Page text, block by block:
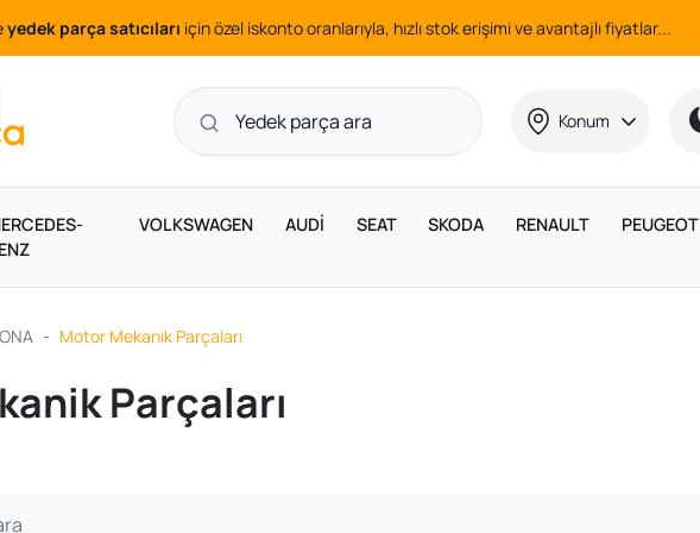
yedek parça satıcıları için özel iskonto oranlarıyla, hızlı stok erişimi ve avantajlı fiyatlar...
Konum
VOLKSWAGEN AUDİ SEAT SKODA RENAULT PEUGEOT
Motor Mekanik Parçaları
Parçaları